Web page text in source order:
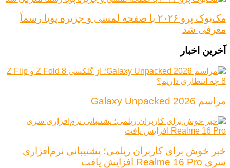
مک‌بوک پرو ۲۰۲۶ با صفحه لمسی و جزیره پویا رسماً
معرفی شد
آخرین اخبار
مراسم Galaxy Unpacked 2026
خبر خوش برای کاربران ریلمی؛ پشتیبانی نرم‌افزاری
سری Realme 16 Pro افزایش یافت